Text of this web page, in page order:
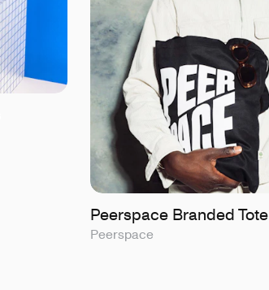
Peerspace Branded Tote
Peerspace